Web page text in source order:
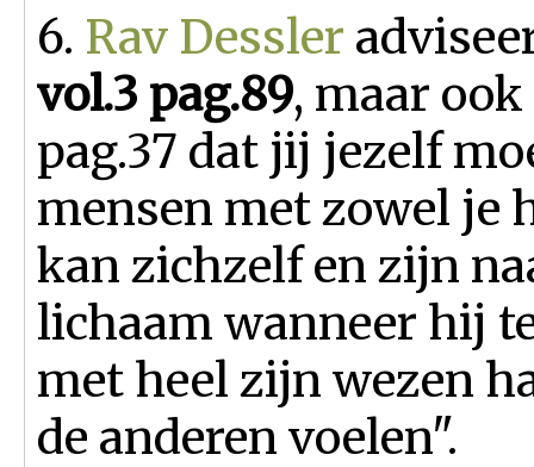
6. Rav Dessler
vol.3 pag.89, maar
pag.37 dat jij jezelf
mensen met zowel je
kan zichzelf en zijn
lichaam wanneer hij
met heel zijn wezen
de anderen voelen".